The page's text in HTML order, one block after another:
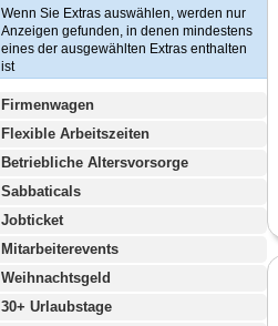
Wenn Sie Extras auswählen, werden nur
Anzeigen gefunden, in denen mindestens
eines der ausgewählten Extras enthalten
ist
Firmenwagen
Flexible Arbeitszeiten
Betriebliche Altersvorsorge
Sabbaticals
Jobticket
Mitarbeiterevents
Weihnachtsgeld
30+ Urlaubstage